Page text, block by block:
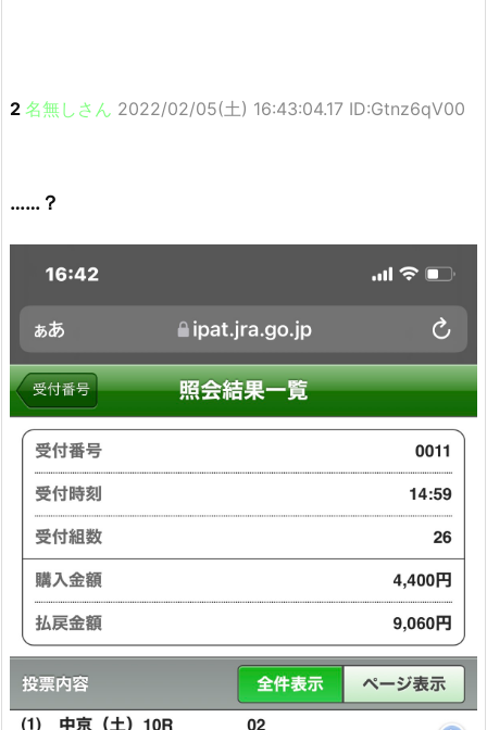
2 名無しさん 2022/02/05(土) 16:43:04.17 ID:Gtnz6qV00
……？